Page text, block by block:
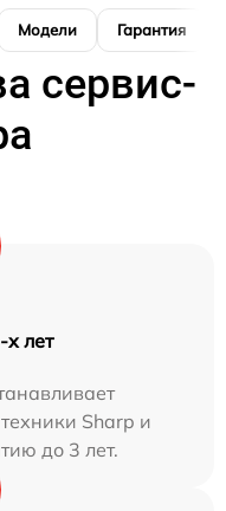
Модели Гарантия
сервис-
х лет
Sharp и
до 3 лет.